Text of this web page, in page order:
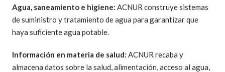
Agua, saneamiento e higiene: ACNUR construye sistemas
de suministro y tratamiento de agua para garantizar que
haya suficiente agua potable.
Información en materia de salud: ACNUR recaba y
almacena datos sobre la salud, alimentación, acceso al agua,